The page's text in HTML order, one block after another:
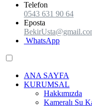
Telefon
0543 631 90 64
Eposta
WhatsApp
ANA SAYFA
KURUMSAL
Hakkımızda
Kameralı Su